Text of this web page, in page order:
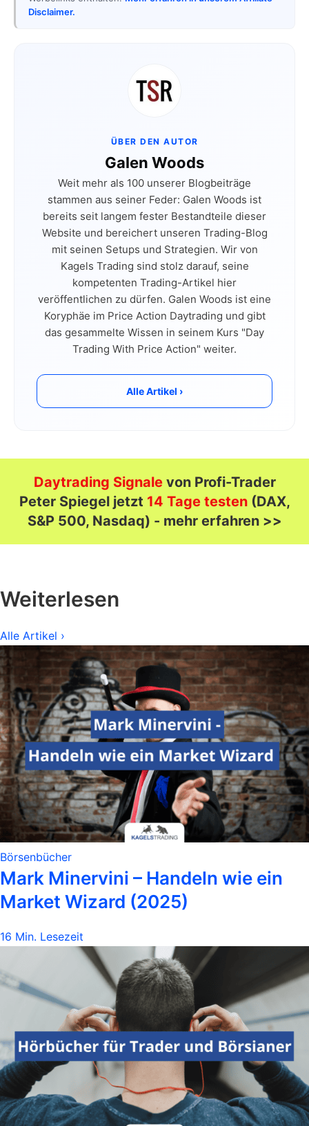
Disclaimer.
ÜBER DEN AUTOR
Galen Woods
Weit mehr als 100 unserer Blogbeiträge
stammen aus seiner Feder: Galen Woods ist
bereits seit langem fester Bestandteile dieser
Website und bereichert unseren Trading-Blog
mit seinen Setups und Strategien. Wir von
Kagels Trading sind stolz darauf, seine
kompetenten Trading-Artikel hier
veröffentlichen zu dürfen. Galen Woods ist eine
Koryphäe im Price Action Daytrading und gibt
das gesammelte Wissen in seinem Kurs "Day
Trading With Price Action" weiter.
Alle Artikel ›
Daytrading Signalevon Profi-Trader
Peter Spiegel jetzt 14 Tage testen(DAX,
S&P 500, Nasdaq) - mehr erfahren >>
Weiterlesen
Alle Artikel ›
Börsenbücher
Mark Minervini – Handeln wie ein
Market Wizard (2025)
16 Min. Lesezeit